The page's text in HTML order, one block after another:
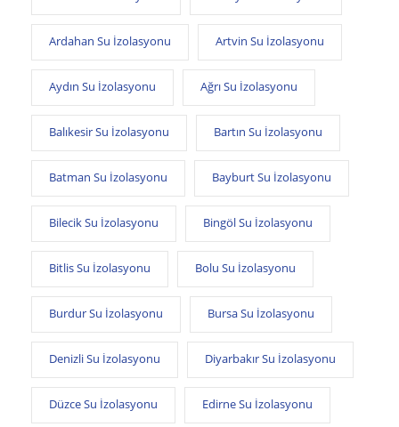
Ardahan Su İzolasyonu Artvin Su İzolasyonu
Aydın Su İzolasyonu Ağrı Su İzolasyonu
Balıkesir Su İzolasyonu Bartın Su İzolasyonu
Batman Su İzolasyonu Bayburt Su İzolasyonu
Bilecik Su İzolasyonu Bingöl Su İzolasyonu
Bitlis Su İzolasyonu Bolu Su İzolasyonu
Burdur Su İzolasyonu Bursa Su İzolasyonu
Denizli Su İzolasyonu Diyarbakır Su İzolasyonu
Düzce Su İzolasyonu Edirne Su İzolasyonu